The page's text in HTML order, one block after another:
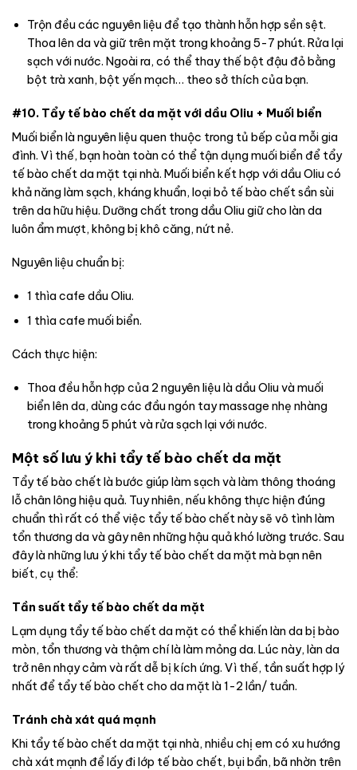
Trộn đều các nguyên liệu để tạo thành hỗn hợp sền sệt.
Thoa lên da và giữ trên mặt trong khoảng 5-7 phút. Rửa lại
sạch với nước. Ngoài ra, có thể thay thế bột đậu đỏ bằng
bột trà xanh, bột yến mạch… theo sở thích của bạn.
#10. Tẩy tế bào chết da mặt với dầu Oliu + Muối biển
Muối biển là nguyên liệu quen thuộc trong tủ bếp của mỗi gia
đình. Vì thế, bạn hoàn toàn có thể tận dụng muối biển để tẩy
tế bào chết da mặt tại nhà. Muối biển kết hợp với dầu Oliu có
khả năng làm sạch, kháng khuẩn, loại bỏ tế bào chết sần sùi
trên da hữu hiệu. Dưỡng chất trong dầu Oliu giữ cho làn da
luôn ẩm mượt, không bị khô căng, nứt nẻ.
Nguyên liệu chuẩn bị:
1 thìa cafe dầu Oliu.
1 thìa cafe muối biển.
Cách thực hiện:
Thoa đều hỗn hợp của 2 nguyên liệu là dầu Oliu và muối
biển lên da, dùng các đầu ngón tay massage nhẹ nhàng
trong khoảng 5 phút và rửa sạch lại với nước.
Một số lưu ý khi tẩy tế bào chết da mặt
Tẩy tế bào chết là bước giúp làm sạch và làm thông thoáng
lỗ chân lông hiệu quả. Tuy nhiên, nếu không thực hiện đúng
chuẩn thì rất có thể việc tẩy tế bào chết này sẽ vô tình làm
tổn thương da và gây nên những hậu quả khó lường trước. Sau
đây là những lưu ý khi tẩy tế bào chết da mặt mà bạn nên
biết, cụ thể:
Tần suất tẩy tế bào chết da mặt
Lạm dụng tẩy tế bào chết da mặt có thể khiến làn da bị bào
mòn, tổn thương và thậm chí là làm mỏng da. Lúc này, làn da
trở nên nhạy cảm và rất dễ bị kích ứng. Vì thế, tần suất hợp lý
nhất để tẩy tế bào chết cho da mặt là 1-2 lần/ tuần.
Tránh chà xát quá mạnh
Khi tẩy tế bào chết da mặt tại nhà, nhiều chị em có xu hướng
chà xát mạnh để lấy đi lớp tế bào chết, bụi bẩn, bã nhờn trên